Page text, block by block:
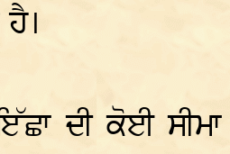
ਦੀ ਕੋਈ